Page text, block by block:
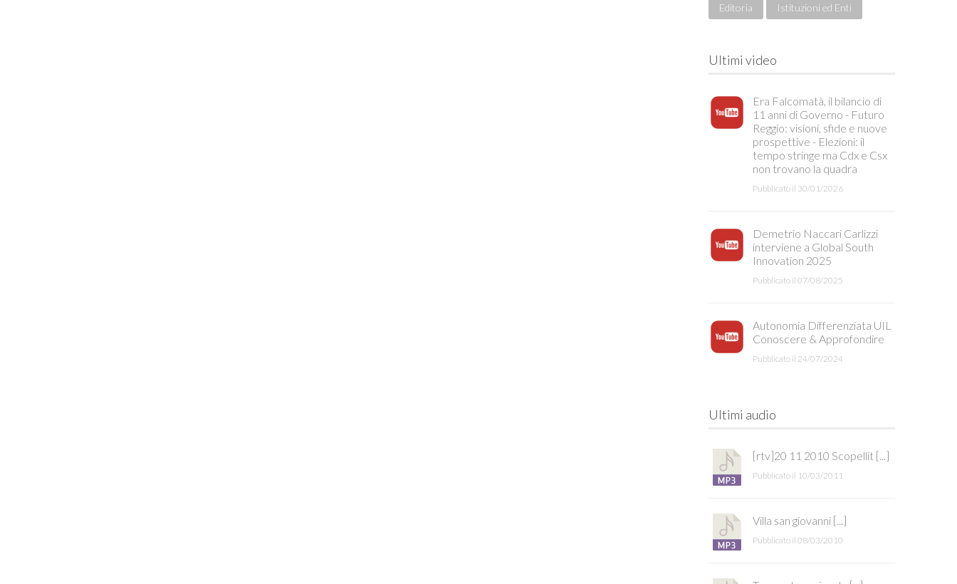
Editoria Istituzioni ed Enti
Ultimi video
Era Falcomatà, il bilancio di
11 anni di Governo - Futuro
Reggio: visioni, sfide e nuove
prospettive - Elezioni: il
tempo stringe ma Cdx e Csx
non trovano la quadra
Pubblicato il 30/01/2026
Demetrio Naccari Carlizzi
interviene a Global South
Innovation 2025
Pubblicato il 07/08/2025
Autonomia Differenziata UIL
Conoscere & Approfondire
Pubblicato il 24/07/2024
Ultimi audio
[rtv]20 11 2010 Scopellit [...]
Pubblicato il 10/03/2011
Villa san giovanni [...]
Pubblicato il 08/03/2010